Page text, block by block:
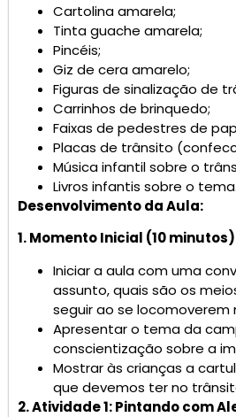
Cartolina amarela;
Tinta guache amarela;
Pincéis;
Giz de cera amarelo;
Figuras de sinalização de
Carrinhos de brinquedo;
Faixas de pedestres de
Placas de trânsito
Música infantil sobre o
Livros infantis sobre o tema.
Desenvolvimento da Aula:
1. Momento Inicial (10
Iniciar a aula com uma
assunto, quais são os
seguir ao se locomoverem
Apresentar o tema da
conscientização sobre a
Mostrar às crianças a
que devemos ter no
2. Atividade 1: Pintando com